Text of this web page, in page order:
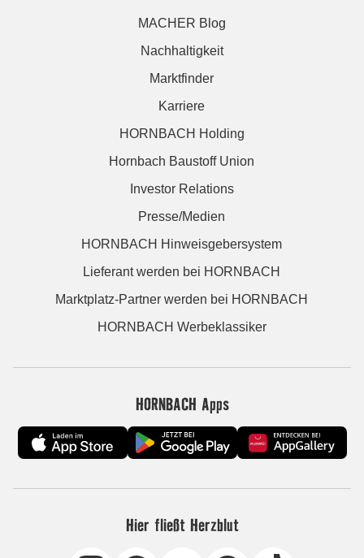
MACHER Blog
Nachhaltigkeit
Marktfinder
Karriere
HORNBACH Holding
Hornbach Baustoff Union
Investor Relations
Presse/Medien
HORNBACH Hinweisgebersystem
Lieferant werden bei HORNBACH
Marktplatz-Partner werden bei HORNBACH
HORNBACH Werbeklassiker
HORNBACH Apps
Hier fließt Herzblut